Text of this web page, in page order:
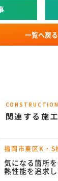
一覧へ戻る
関連する施
福岡市東区K・S
気になる箇所
熱性能を追求